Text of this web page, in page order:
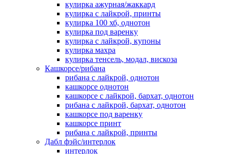
кулирка ажурная/жаккард
кулирка с лайкрой, принты
кулирка 100 хб, однотон
кулирка под варенку
кулирка с лайкрой, купоны
кулирка махра
кулирка тенсель, модал, вискоза
Кашкорсе/рибана
рибана с лайкрой, однотон
кашкорсе однотон
кашкорсе с лайкрой, бархат, однотон
рибана с лайкрой, бархат, однотон
кашкорсе под варенку
кашкорсе принт
рибана с лайкрой, принты
Дабл фэйс/интерлок
интерлок